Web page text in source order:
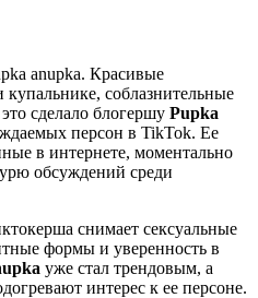
anupka. Красивые
соблазнительные
сделало блогершу Pupka
персон в TikTok. Ее
в интернете, моментально
обсуждений среди
снимает сексуальные
формы и уверенность в
уже стал трендовым, а
интерес к ее персоне.